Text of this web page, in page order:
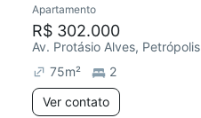
Apartamento
R$ 302.000
Av. Protásio Alves, Petrópolis
75m²
2
Ver contato